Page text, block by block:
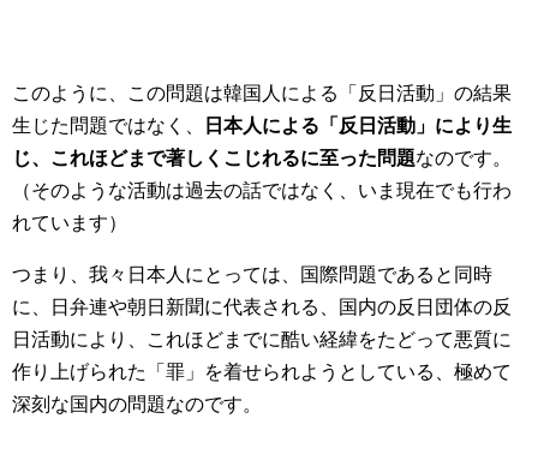
このように、この問題は韓国人による「反日活動」の結果
生じた問題ではなく、
日本人による「反日活動」により生
じ、これほどまで著しくこじれるに至った問題なのです。
（そのような活動は過去の話ではなく、いま現在でも行わ
れています）
つまり、我々日本人にとっては、国際問題であると同時
に、日弁連や朝日新聞に代表される、国内の反日団体の反
日活動により、これほどまでに酷い経緯をたどって悪質に
作り上げられた「罪」を着せられようとしている、極めて
深刻な国内の問題なのです。